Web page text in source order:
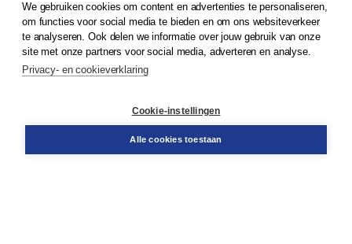
© 2026Koninklijke Boom uitgevers
Bestellen
We gebruiken cookies om content en advertenties te personaliseren,
om functies voor social media te bieden en om ons websiteverkeer
te analyseren. Ook delen we informatie over jouw gebruik van onze
site met onze partners voor social media, adverteren en analyse.
Privacy- en cookieverklaring
Cookie-instellingen
Alle cookies toestaan